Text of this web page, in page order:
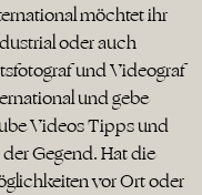
möchtet ihr
oder auch
und Videograf
und gebe
Videos Tipps und
Gegend. Hat die
vor Ort oder